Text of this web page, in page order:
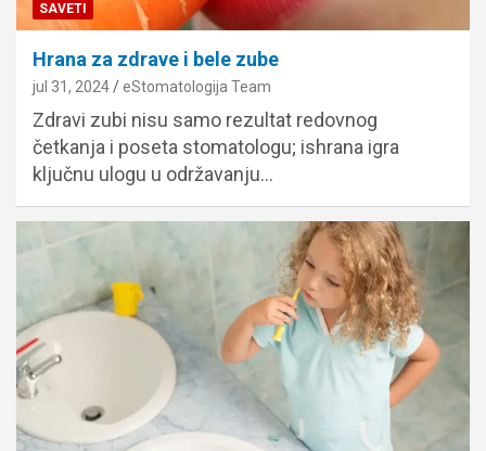
SAVETI
Hrana za zdrave i bele zube
jul 31, 2024 eStomatologija Team
Zdravi zubi nisu samo rezultat redovnog
četkanja i poseta stomatologu; ishrana igra
ključnu ulogu u održavanju…